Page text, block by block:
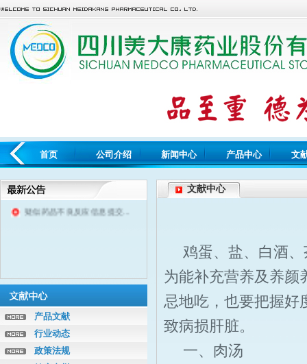
首页 公司介绍 新闻中心 产品中心 文
产品文献
行业动态
政策法规
文献中心
鸡蛋、盐、白酒
为能补充营养及养颜
忌地吃，也要把握好
致病损肝脏。
一、肉汤